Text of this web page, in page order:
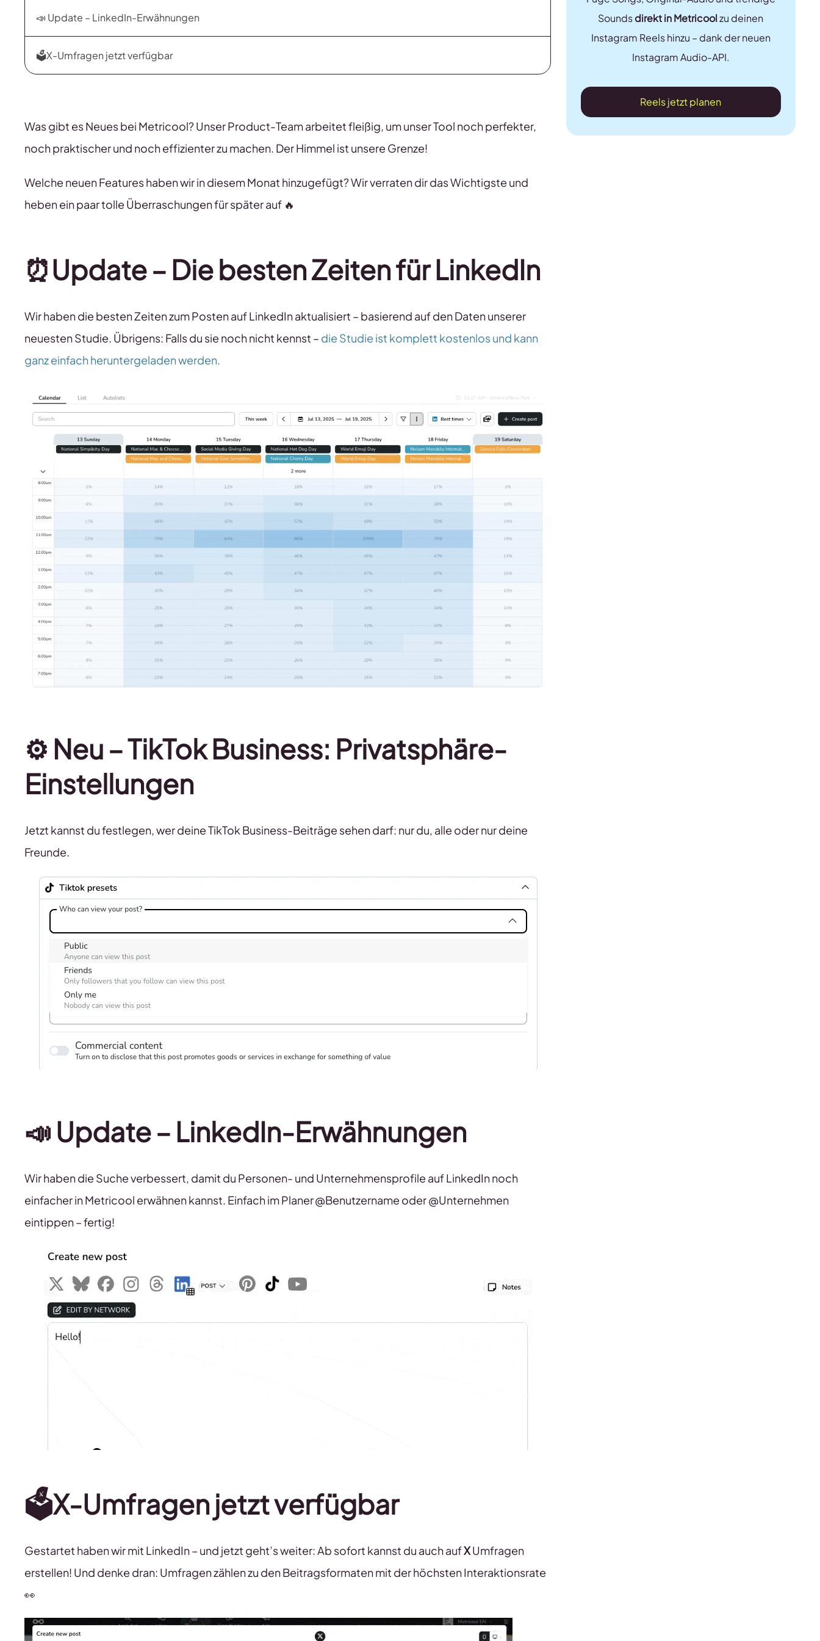
📣 Update – LinkedIn-Erwähnungen
🗳️X-Umfragen jetzt verfügbar
Was gibt es Neues bei Metricool? Unser Product-Team arbeitet fleißig, um unser Tool noch perfekter,
noch praktischer und noch effizienter zu machen. Der Himmel ist unsere Grenze!
Welche neuen Features haben wir in diesem Monat hinzugefügt? Wir verraten dir das Wichtigste und
heben ein paar tolle Überraschungen für später auf 🔥
⏰Update – Die besten Zeiten für LinkedIn
Wir haben die besten Zeiten zum Posten auf LinkedIn aktualisiert – basierend auf den Daten unserer
neuesten Studie. Übrigens: Falls du sie noch nicht kennst – die Studie ist komplett kostenlos und kann
ganz einfach heruntergeladen werden.
⚙️ Neu – TikTok Business: Privatsphäre-
Einstellungen
Jetzt kannst du festlegen, wer deine TikTok Business-Beiträge sehen darf: nur du, alle oder nur deine
Freunde.
📣Update – LinkedIn-Erwähnungen
Wir haben die Suche verbessert, damit du Personen- und Unternehmensprofile auf LinkedIn noch
einfacher in Metricool erwähnen kannst. Einfach im Planer @Benutzername oder @Unternehmen
eintippen – fertig!
🗳️X-Umfragen jetzt verfügbar
Gestartet haben wir mit LinkedIn – und jetzt geht’s weiter: Ab sofort kannst du auch aufXUmfragen
erstellen! Und denke dran: Umfragen zählen zu den Beitragsformaten mit der höchsten Interaktionsrate
👀
Soundsdirekt in Metricoolzu deinen
Instagram Reels hinzu – dank der neuen
Instagram Audio-API.
Reels jetzt planen